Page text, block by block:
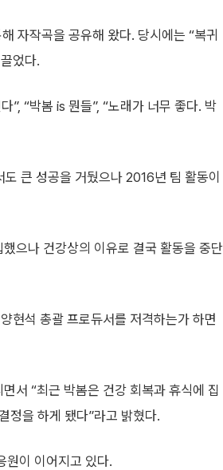
자작곡을 공유해 왔다. 당시에는 “복귀
었다.
”, “박봄 is 뭔들”, “노래가 너무 좋다. 박
큰 성공을 거뒀으나 2016년 팀 활동이
으나 건강상의 이유로 결국 활동을 중단
현석 총괄 프로듀서를 저격하는가 하면
서 “최근 박봄은 건강 회복과 휴식에 집
정을 하게 됐다”라고 밝혔다.
원이 이어지고 있다.